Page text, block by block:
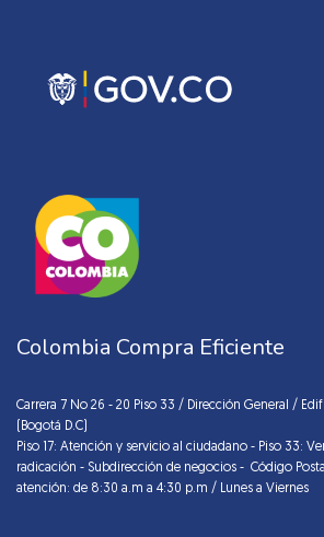
Colombia Compra Eficiente
Carrera 7 No 26 - 20 Piso 33 / Dirección General /
(Bogotá D.C)
Piso 17: Atención y servicio al ciudadano - Piso 33:
radicación - Subdirección de negocios - Código
atención: de 8:30 a.m a 4:30 p.m / Lunes a Viernes